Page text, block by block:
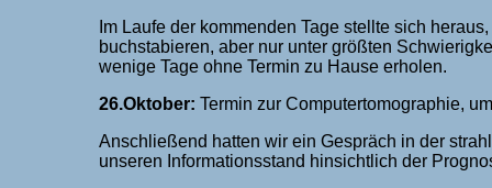
Im Laufe der kommenden Tage stellte sich
buchstabieren, aber nur unter größten
wenige Tage ohne Termin zu Hause erholen.
26.Oktober: Termin zur Computertomographie,
Anschließend hatten wir ein Gespräch in der
unseren Informationsstand hinsichtlich der